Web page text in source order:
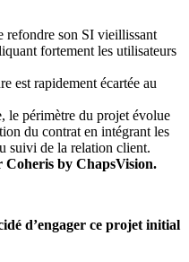
son SI vieillissant
fortement les utilisateurs
est rapidement écartée au
le périmètre du projet évolue
du contrat en intégrant les
suivi de la relation client.
Coheris by ChapsVision.
d’engager ce projet initial